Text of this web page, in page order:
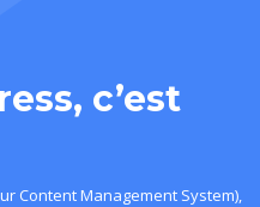
c’est
Content Management System),